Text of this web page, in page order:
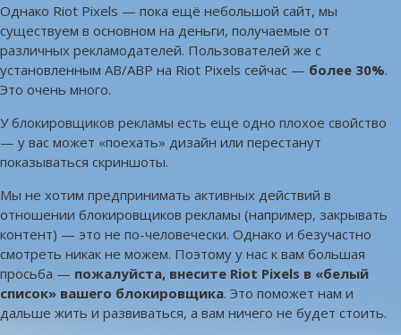
Однако Riot Pixels — пока ещё небольшой сайт, мы
существуем в основном на деньги, получаемые от
различных рекламодателей. Пользователей же с
установленным AB/ABP на Riot Pixels сейчас — более 30%.
Это очень много.
У блокировщиков рекламы есть еще одно плохое свойство
— у вас может «поехать» дизайн или перестанут
показываться скриншоты.
Мы не хотим предпринимать активных действий в
отношении блокировщиков рекламы (например, закрывать
контент) — это не по-человечески. Однако и безучастно
смотреть никак не можем. Поэтому у нас к вам большая
просьба — пожалуйста, внесите Riot Pixels в «белый
список» вашего блокировщика. Это поможет нам и
дальше жить и развиваться, а вам ничего не будет стоить.